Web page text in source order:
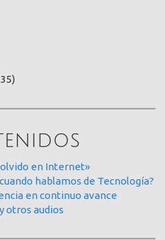
en Internet»
hablamos de Tecnología?
en continuo avance
otros audios